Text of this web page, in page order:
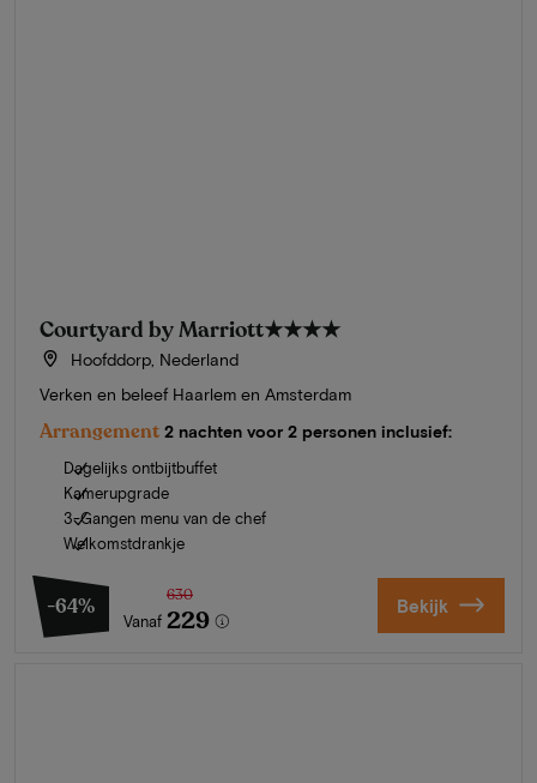
Courtyard by Marriott★★★★
Hoofddorp, Nederland
Verken en beleef Haarlem en Amsterdam
Arrangement 2 nachten voor 2 personen inclusief:
Dagelijks ontbijtbuffet
Kamerupgrade
3-Gangen menu van de chef
Welkomstdrankje
-64%
Vanaf
630
229 Bekijk